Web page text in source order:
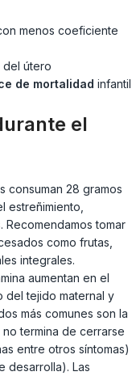
menos coeficiente
útero
de mortalidad infantil
el
consuman 28 gramos
estreñimiento,
tomar
como frutas,
integrales.
aumentan en el
del tejido maternal y
más comunes son la
termina de cerrarse
entre otros síntomas)
desarrolla). Las